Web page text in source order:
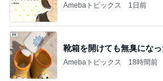
Amebaトピックス 1日前
靴箱を開けても無臭になっ
Amebaトピックス 18時間前